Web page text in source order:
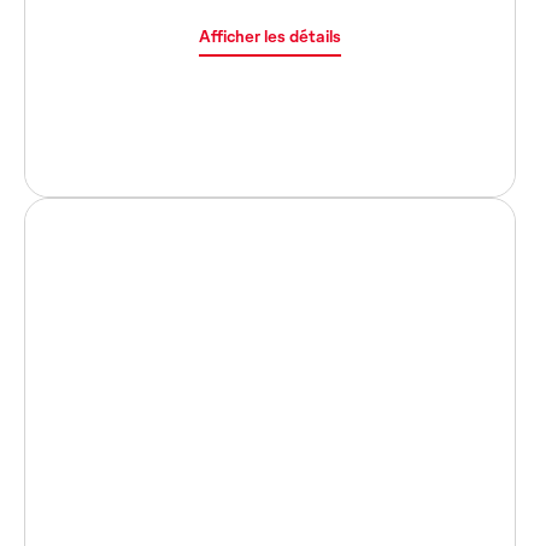
Afficher les détails